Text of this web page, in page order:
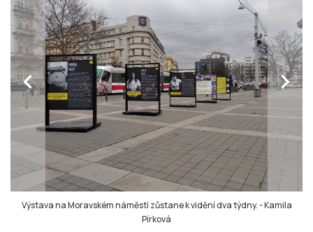
chevron_left chevron_right
Výstava na Moravském náměstí zůstane k vidění dva týdny.-Kamila
Pírková